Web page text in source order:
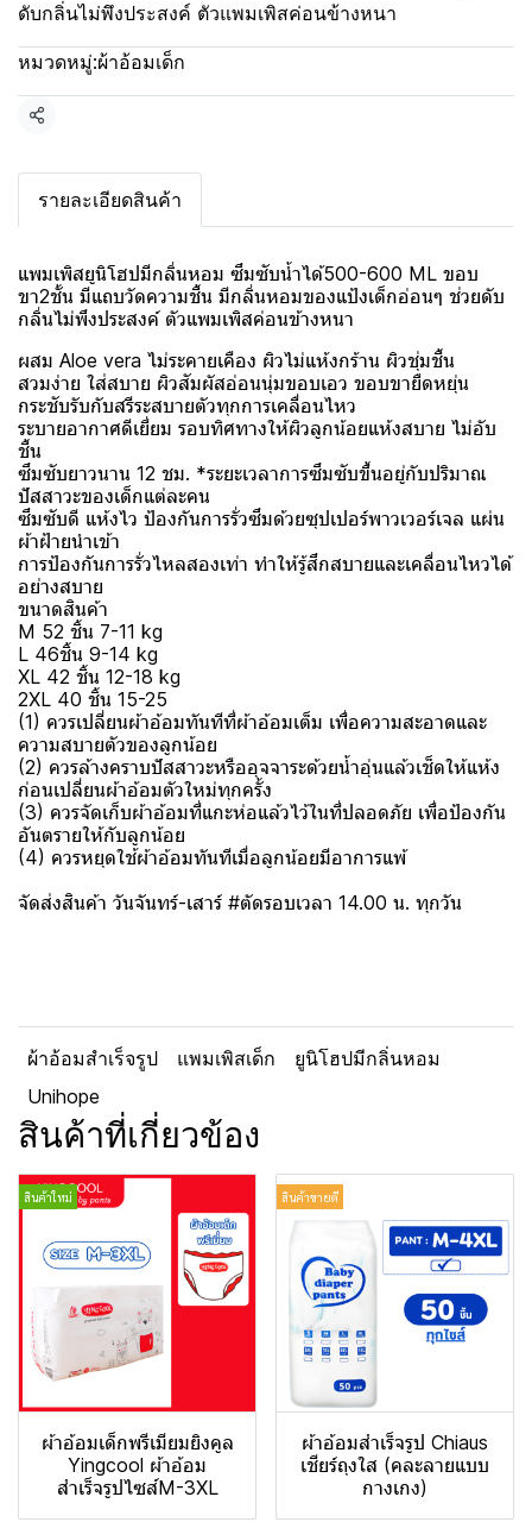
ดับกลิ่นไม่พึงประสงค์ ตัวแพมเพิสค่อนข้างหนา
หมวดหมู่:ผ้าอ้อมเด็ก
แชร์
รายละเอียดสินค้า
แพมเพิสยูนิโฮปมีกลิ่นหอม ซึมซับน้ำได้500-600 ML ขอบ
ขา2ชั้น มีแถบวัดความชื้น มีกลิ่นหอมของแป้งเด็กอ่อนๆ ช่วยดับ
กลิ่นไม่พึงประสงค์ ตัวแพมเพิสค่อนข้างหนา
ผสม Aloe vera ไม่ระคายเคือง ผิวไม่แห้งกร้าน ผิวชุ่มชื้น
สวมง่าย ใส่สบาย ผิวสัมผัสอ่อนนุ่มขอบเอว ขอบขายืดหยุ่น
กระชับรับกับสรีระสบายตัวทุกการเคลื่อนไหว
ระบายอากาศดีเยี่ยม รอบทิศทางให้ผิวลูกน้อยแห้งสบาย ไม่อับ
ชื้น
ซึมซับยาวนาน 12 ชม. *ระยะเวลาการซึมซับขึ้นอยู่กับปริมาณ
ปัสสาวะของเด็กแต่ละคน
ซึมซับดี แห้งไว ป้องกันการรั่วซึมด้วยซุปเปอร์พาวเวอร์เจล แผ่น
ผ้าฝ้ายนำเข้า
การป้องกันการรั่วไหลสองเท่า ทำให้รู้สึกสบายและเคลื่อนไหวได้
อย่างสบาย
ขนาดสินค้า
M 52 ชิ้น 7-11 kg
L 46ชิ้น 9-14 kg
XL 42 ชิ้น 12-18 kg
2XL 40 ชิ้น 15-25
(1) ควรเปลี่ยนผ้าอ้อมทันทีที่ผ้าอ้อมเต็ม เพื่อความสะอาดและ
ความสบายตัวของลูกน้อย
(2) ควรล้างคราบปัสสาวะหรืออุจจาระด้วยน้ำอุ่นแล้วเช็ดให้แห้ง
ก่อนเปลี่ยนผ้าอ้อมตัวใหม่ทุกครั้ง
(3) ควรจัดเก็บผ้าอ้อมที่แกะห่อแล้วไว้ในที่ปลอดภัย เพื่อป้องกัน
อันตรายให้กับลูกน้อย
(4) ควรหยุดใช้ผ้าอ้อมทันทีเมื่อลูกน้อยมีอาการแพ้
จัดส่งสินค้า วันจันทร์-เสาร์ #ตัดรอบเวลา 14.00 น. ทุกวัน
ผ้าอ้อมสำเร็จรูป แพมเพิสเด็ก
ยูนิโฮปมีกลิ่นหอม
Unihope
สินค้าที่เกี่ยวข้อง
สินค้าใหม่
ผ้าอ้อมเด็กพรีเมียมยิงคูล
Yingcool ผ้าอ้อม
สำเร็จรูปไซส์M-3XL
สินค้าขายดี
ผ้าอ้อมสำเร็จรูป Chiaus
เชียร์ถุงใส (คละลายแบบ
กางเกง)